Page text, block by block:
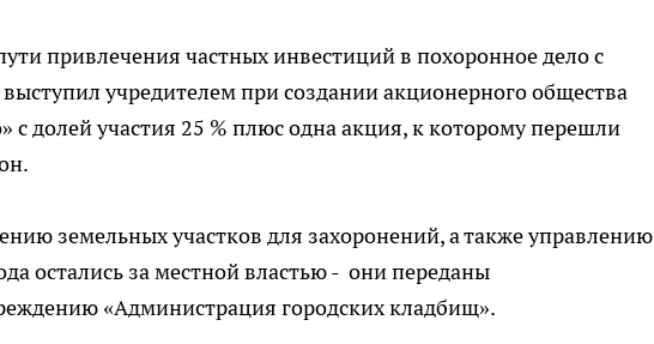
привлечения частных инвестиций в похоронное дело с
учредителем при создании акционерного общества
с долей участия 25 % плюс одна акция, к которому перешли
земельных участков для захоронений, а также управлению
остались за местной властью - они переданы
«Администрация городских кладбищ».